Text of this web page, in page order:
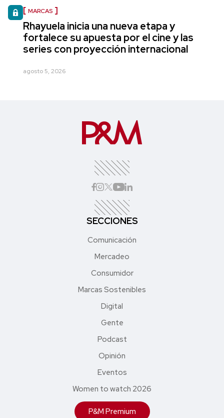
MARCAS
Rhayuela inicia una nueva etapa y
fortalece su apuesta por el cine y las
series con proyección internacional
agosto 5, 2026
SECCIONES
Comunicación
Mercadeo
Consumidor
Marcas Sostenibles
Digital
Gente
Podcast
Opinión
Eventos
Women to watch 2026
P&M Premium